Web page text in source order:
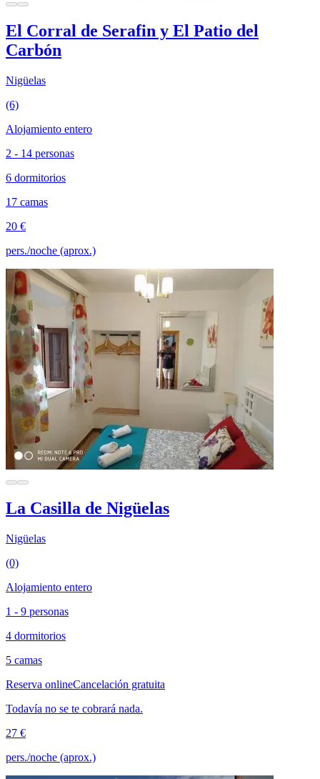
El Corral de Serafin y El Patio del
Carbón
Nigüelas
(6)
Alojamiento entero
2 - 14 personas
6 dormitorios
17 camas
20 €
pers./noche (aprox.)
La Casilla de Nigüelas
Nigüelas
(0)
Alojamiento entero
1 - 9 personas
4 dormitorios
5 camas
Reserva onlineCancelación gratuita
Todavía no se te cobrará nada.
27 €
pers./noche (aprox.)